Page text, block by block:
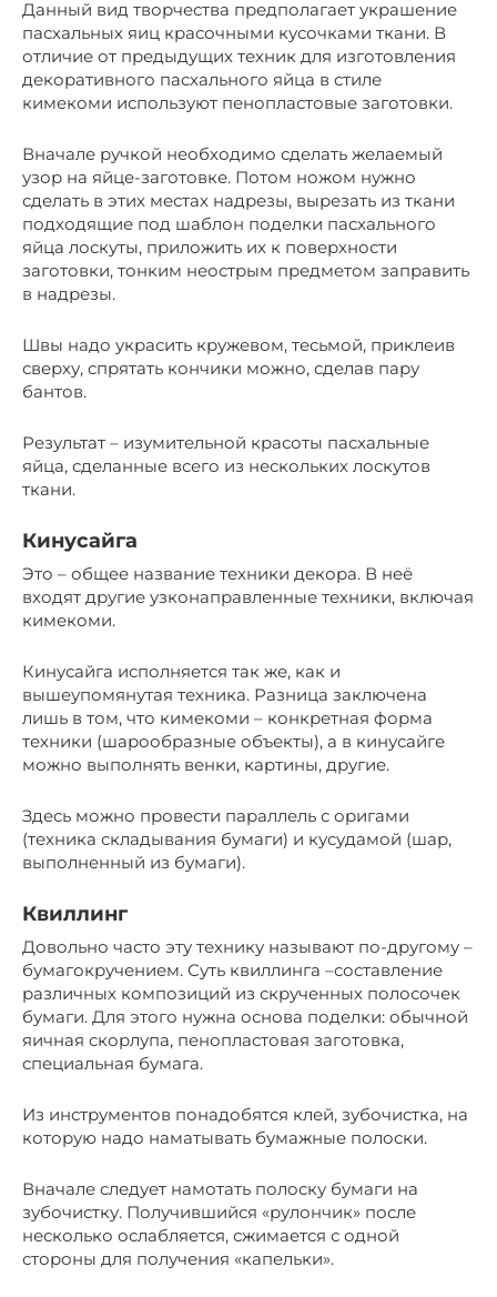
Данный вид творчества предполагает украшение
пасхальных яиц красочными кусочками ткани. В
отличие от предыдущих техник для изготовления
декоративного пасхального яйца в стиле
кимекоми используют пенопластовые заготовки.
Вначале ручкой необходимо сделать желаемый
узор на яйце-заготовке. Потом ножом нужно
сделать в этих местах надрезы, вырезать из ткани
подходящие под шаблон поделки пасхального
яйца лоскуты, приложить их к поверхности
заготовки, тонким неострым предметом заправить
в надрезы.
Швы надо украсить кружевом, тесьмой, приклеив
сверху, спрятать кончики можно, сделав пару
бантов.
Результат – изумительной красоты пасхальные
яйца, сделанные всего из нескольких лоскутов
ткани.
Кинусайга
Это – общее название техники декора. В неё
входят другие узконаправленные техники, включая
кимекоми.
Кинусайга исполняется так же, как и
вышеупомянутая техника. Разница заключена
лишь в том, что кимекоми – конкретная форма
техники (шарообразные объекты), а в кинусайге
можно выполнять венки, картины, другие.
Здесь можно провести параллель с оригами
(техника складывания бумаги) и кусудамой (шар,
выполненный из бумаги).
Квиллинг
Довольно часто эту технику называют по-другому –
бумагокручением. Суть квиллинга –составление
различных композиций из скрученных полосочек
бумаги. Для этого нужна основа поделки: обычной
яичная скорлупа, пенопластовая заготовка,
специальная бумага.
Из инструментов понадобятся клей, зубочистка, на
которую надо наматывать бумажные полоски.
Вначале следует намотать полоску бумаги на
зубочистку. Получившийся «рулончик» после
несколько ослабляется, сжимается с одной
стороны для получения «капельки».